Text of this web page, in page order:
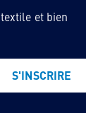
et bien
S'INSCRIRE